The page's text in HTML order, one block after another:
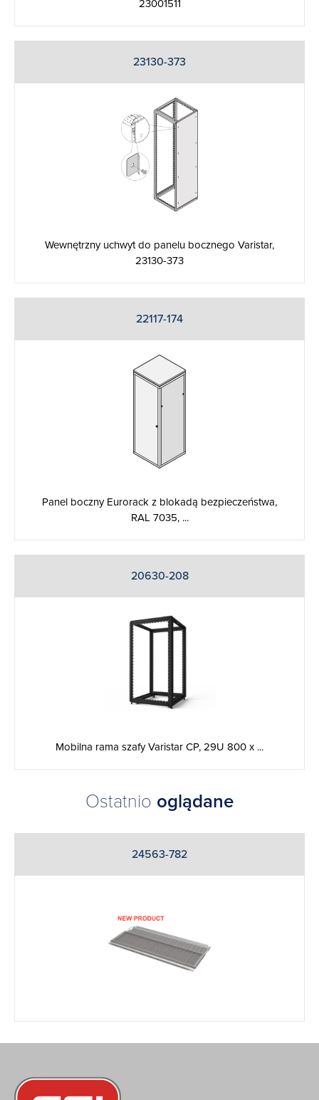
23001511
23130-373
Wewnętrzny uchwyt do panelu bocznego Varistar,
23130-373
22117-174
Panel boczny Eurorack z blokadą bezpieczeństwa,
RAL 7035, ...
20630-208
Mobilna rama szafy Varistar CP, 29U 800 x ...
Ostatnio oglądane
24563-782